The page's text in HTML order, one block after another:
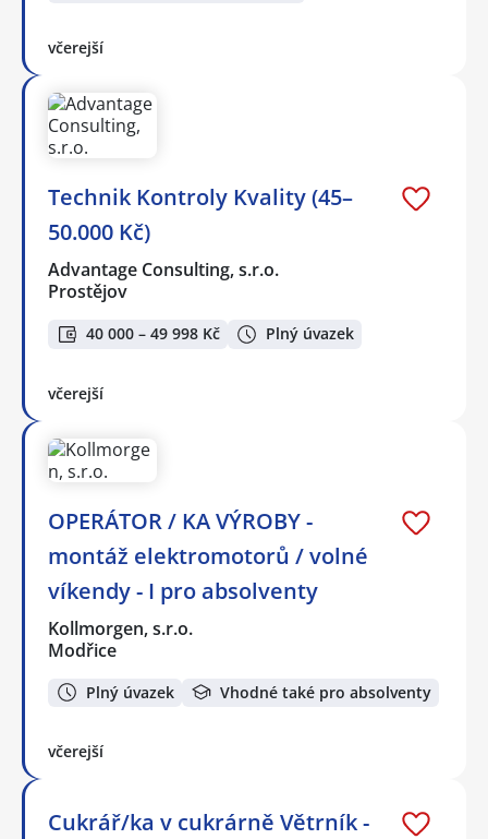
včerejší
Technik Kontroly Kvality (45–
50.000 Kč)
Advantage Consulting, s.r.o.
Prostějov
40 000 – 49 998 Kč Plný úvazek
včerejší
OPERÁTOR / KA VÝROBY -
montáž elektromotorů / volné
víkendy - I pro absolventy
Kollmorgen, s.r.o.
Modřice
Plný úvazek Vhodné také pro absolventy
včerejší
Cukrář/ka v cukrárně Větrník -